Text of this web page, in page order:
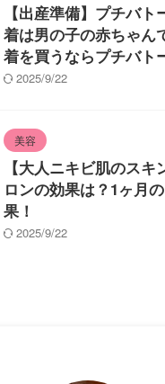
【出産準備】プチバ
着は男の子の赤ちゃん
着を買うならプチバト
2025/9/22
美容
【大人ニキビ肌のス
ロンの効果は？1ヶ月
果！
2025/9/22